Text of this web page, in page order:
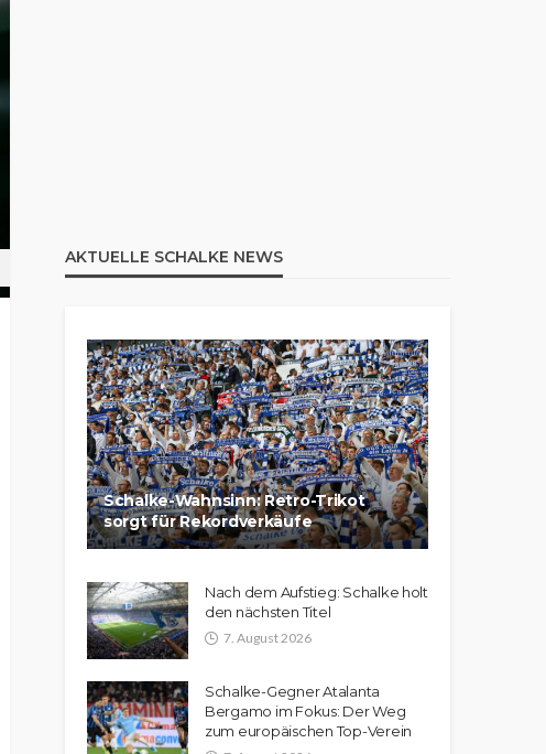
AKTUELLE SCHALKE NEWS
Schalke-Wahnsinn: Retro-Trikot
sorgt für Rekordverkäufe
Nach dem Aufstieg: Schalke holt
den nächsten Titel
7. August 2026
Schalke-Gegner Atalanta
Bergamo im Fokus: Der Weg
zum europäischen Top-Verein